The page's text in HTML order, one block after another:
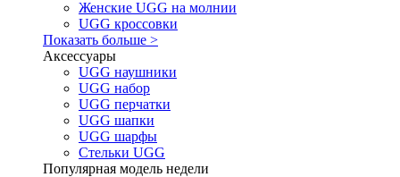
Женские UGG на молнии
UGG кроссовки
Показать больше >
Аксессуары
UGG наушники
UGG набор
UGG перчатки
UGG шапки
UGG шарфы
Стельки UGG
Популярная модель недели